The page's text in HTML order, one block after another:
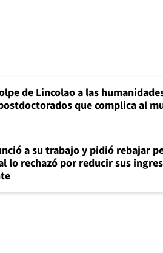
de Lincolao a las
que complica al
a su trabajo y pidió rebajar
lo rechazó por reducir sus